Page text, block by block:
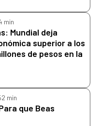
min
Mundial deja
superior a los
de pesos en la
min
que Beas